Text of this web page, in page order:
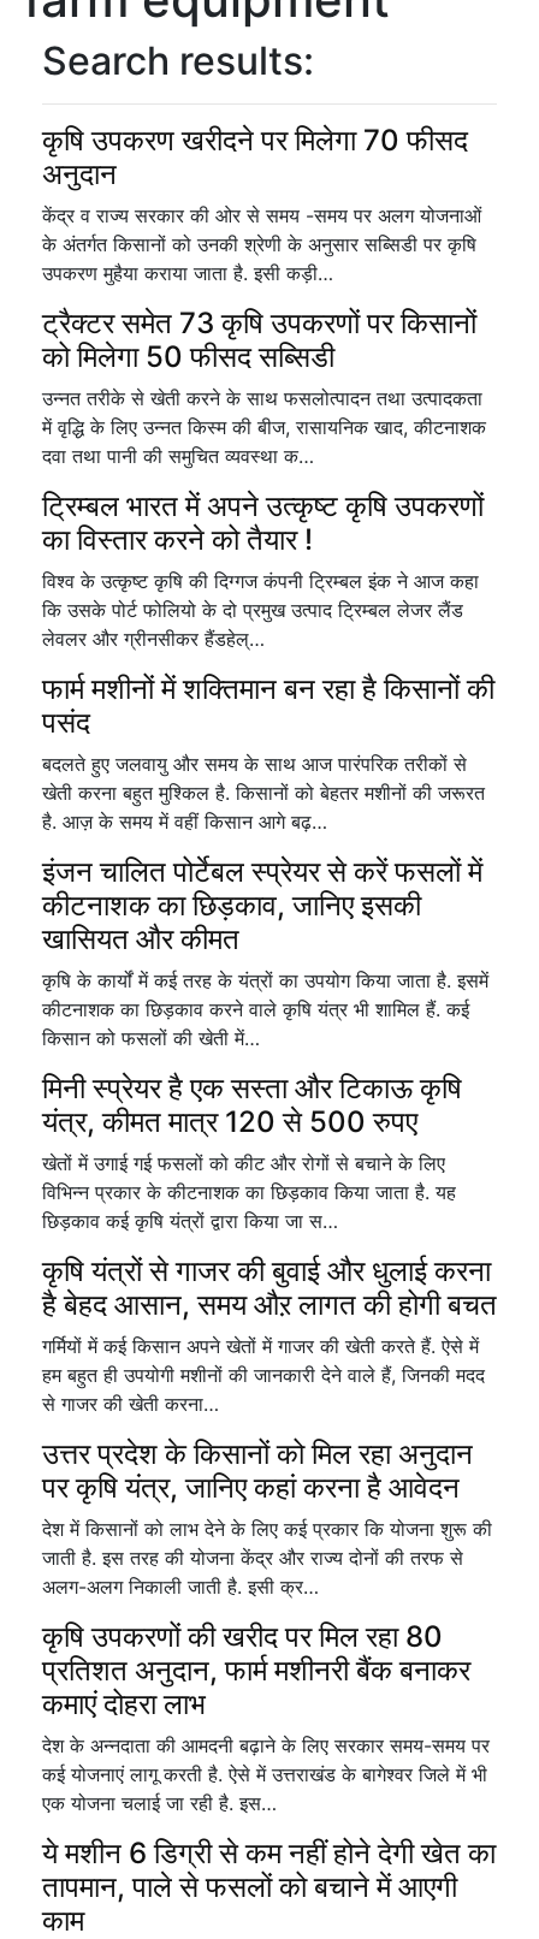
Search results:
कृषि उपकरण खरीदने पर मिलेगा 70 फीसद
अनुदान
केंद्र व राज्य सरकार की ओर से समय -समय पर अलग योजनाओं
के अंतर्गत किसानों को उनकी श्रेणी के अनुसार सब्सिडी पर कृषि
उपकरण मुहैया कराया जाता है. इसी कड़ी…
ट्रैक्टर समेत 73 कृषि उपकरणों पर किसानों
को मिलेगा 50 फीसद सब्सिडी
उन्नत तरीके से खेती करने के साथ फसलोत्पादन तथा उत्पादकता
में वृद्धि के लिए उन्नत किस्म की बीज, रासायनिक खाद, कीटनाशक
दवा तथा पानी की समुचित व्यवस्था क…
ट्रिम्बल भारत में अपने उत्कृष्ट कृषि उपकरणों
का विस्तार करने को तैयार !
विश्व के उत्कृष्ट कृषि की दिग्गज कंपनी ट्रिम्बल इंक ने आज कहा
कि उसके पोर्ट फोलियो के दो प्रमुख उत्पाद ट्रिम्बल लेजर लैंड
लेवलर और ग्रीनसीकर हैंडहेल्…
फार्म मशीनों में शक्तिमान बन रहा है किसानों की
पसंद
बदलते हुए जलवायु और समय के साथ आज पारंपरिक तरीकों से
खेती करना बहुत मुश्किल है. किसानों को बेहतर मशीनों की जरूरत
है. आज़ के समय में वहीं किसान आगे बढ़…
इंजन चालित पोर्टेबल स्प्रेयर से करें फसलों में
कीटनाशक का छिड़काव, जानिए इसकी
खासियत और कीमत
कृषि के कार्यों में कई तरह के यंत्रों का उपयोग किया जाता है. इसमें
कीटनाशक का छिड़काव करने वाले कृषि यंत्र भी शामिल हैं. कई
किसान को फसलों की खेती में…
मिनी स्प्रेयर है एक सस्ता और टिकाऊ कृषि
यंत्र, कीमत मात्र 120 से 500 रुपए
खेतों में उगाई गई फसलों को कीट और रोगों से बचाने के लिए
विभिन्न प्रकार के कीटनाशक का छिड़काव किया जाता है. यह
छिड़काव कई कृषि यंत्रों द्वारा किया जा स…
कृषि यंत्रों से गाजर की बुवाई और धुलाई करना
है बेहद आसान, समय औऱ लागत की होगी बचत
गर्मियों में कई किसान अपने खेतों में गाजर की खेती करते हैं. ऐसे में
हम बहुत ही उपयोगी मशीनों की जानकारी देने वाले हैं, जिनकी मदद
से गाजर की खेती करना…
उत्तर प्रदेश के किसानों को मिल रहा अनुदान
पर कृषि यंत्र, जानिए कहां करना है आवेदन
देश में किसानों को लाभ देने के लिए कई प्रकार कि योजना शुरू की
जाती है. इस तरह की योजना केंद्र और राज्य दोनों की तरफ से
अलग-अलग निकाली जाती है. इसी क्र…
कृषि उपकरणों की खरीद पर मिल रहा 80
प्रतिशत अनुदान, फार्म मशीनरी बैंक बनाकर
कमाएं दोहरा लाभ
देश के अन्नदाता की आमदनी बढ़ाने के लिए सरकार समय-समय पर
कई योजनाएं लागू करती है. ऐसे में उत्तराखंड के बागेश्वर जिले में भी
एक योजना चलाई जा रही है. इस…
ये मशीन 6 डिग्री से कम नहीं होने देगी खेत का
तापमान, पाले से फसलों को बचाने में आएगी
काम